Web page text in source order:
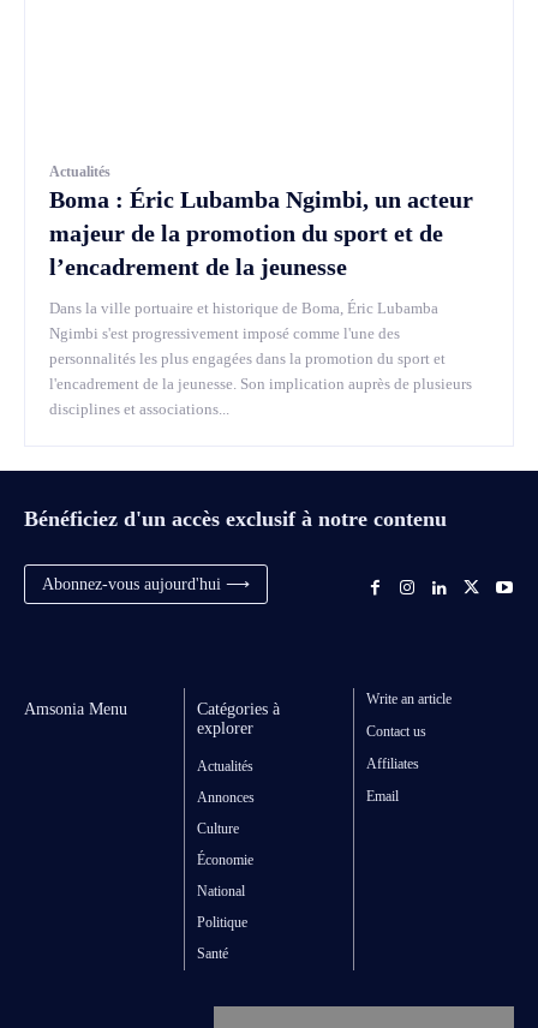
Actualités
Boma : Éric Lubamba Ngimbi, un acteur
majeur de la promotion du sport et de
l’encadrement de la jeunesse
Dans la ville portuaire et historique de Boma, Éric Lubamba
Ngimbi s'est progressivement imposé comme l'une des
personnalités les plus engagées dans la promotion du sport et
l'encadrement de la jeunesse. Son implication auprès de plusieurs
disciplines et associations...
Bénéficiez d'un accès exclusif à notre contenu
Abonnez-vous aujourd'hui ⟶
Amsonia Menu
Catégories à
explorer
Actualités
Annonces
Culture
Économie
National
Politique
Santé
Write an article
Contact us
Affiliates
Email